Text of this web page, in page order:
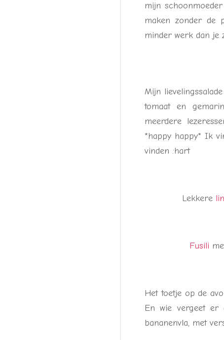
mijn
maken zonder de
minder werk dan je
Mijn
tomaat en
meerdere
*happy happy* Ik
vinden :hart
Lekkere
Fusili
Het toetje op de
En wie vergeet er
bananenvla, met